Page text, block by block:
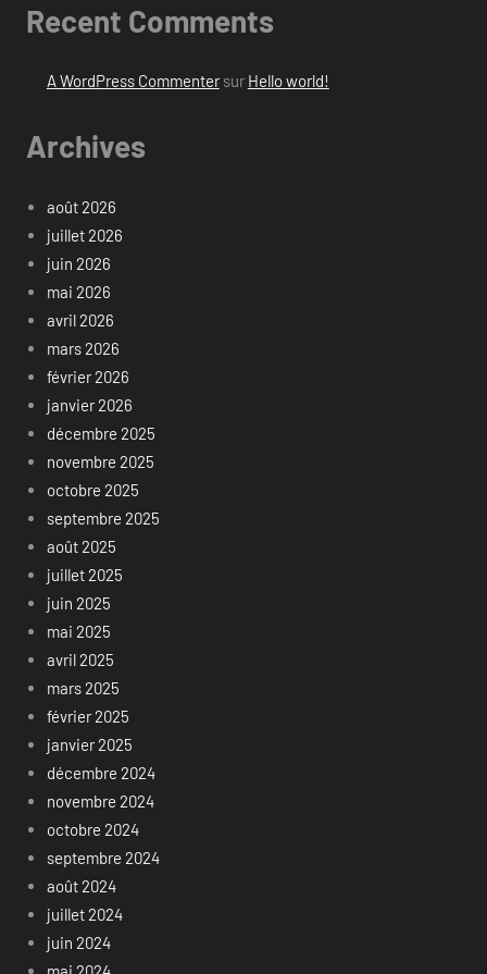
Recent Comments
A WordPress Commentersur Hello world!
Archives
août 2026
juillet 2026
juin 2026
mai 2026
avril 2026
mars 2026
février 2026
janvier 2026
décembre 2025
novembre 2025
octobre 2025
septembre 2025
août 2025
juillet 2025
juin 2025
mai 2025
avril 2025
mars 2025
février 2025
janvier 2025
décembre 2024
novembre 2024
octobre 2024
septembre 2024
août 2024
juillet 2024
juin 2024